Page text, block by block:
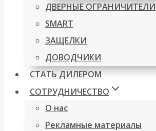
ДВЕРНЫЕ ОГРАНИЧИТЕЛИ
SMART
ЗАЩЕЛКИ
ДОВОДЧИКИ
СТАТЬ ДИЛЕРОМ
СОТРУДНИЧЕСТВО
О нас
Рекламные материалы